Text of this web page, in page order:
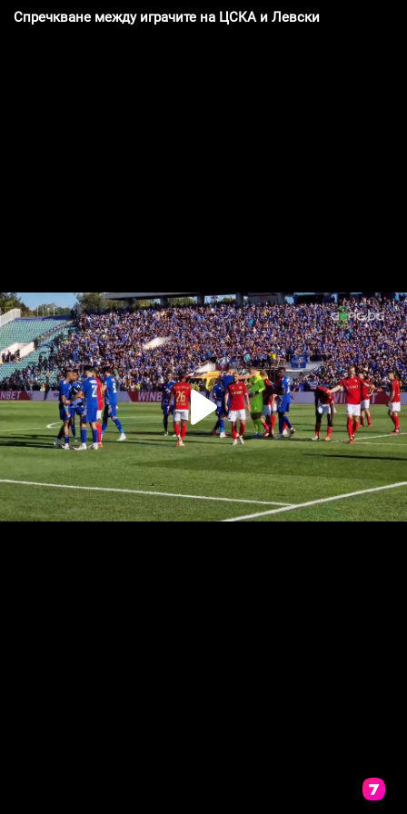
Спречкване между играчите на ЦСКА и Левски